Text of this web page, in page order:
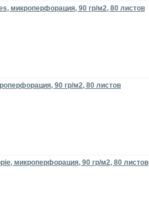
микроперфорация, 90 гр/м2, 80 листов
90 гр/м2, 80 листов
микроперфорация, 90 гр/м2, 80 листов